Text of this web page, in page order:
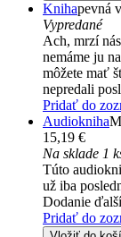
Knihapevná
Vypredané
Ach, mrzí
nemáme ju
môžete mať
nepredali
Pridať do
Audiokniha
15,19 €
Na sklade 1
Túto
už iba
Dodanie
Pridať do